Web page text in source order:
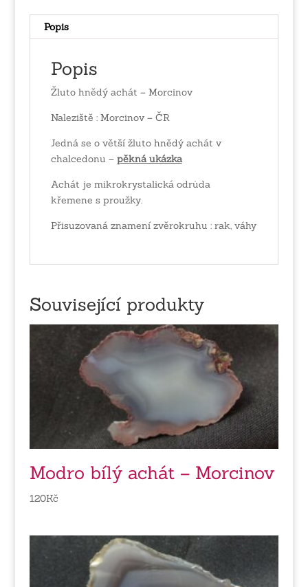
Popis
Popis
Žluto hnědý achát – Morcinov
Naleziště : Morcinov – ČR
Jedná se o větší žluto hnědý achát v
chalcedonu – pěkná ukázka
Achát je mikrokrystalická odrůda
křemene s proužky.
Přisuzovaná znamení zvěrokruhu : rak, váhy
Související produkty
Modro bílý achát – Morcinov
120Kč